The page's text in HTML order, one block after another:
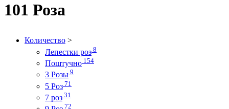
101 Роза
Количество >
Лепестки роз 8
Поштучно 154
3 Розы 9
5 Роз 71
7 роз 31
72